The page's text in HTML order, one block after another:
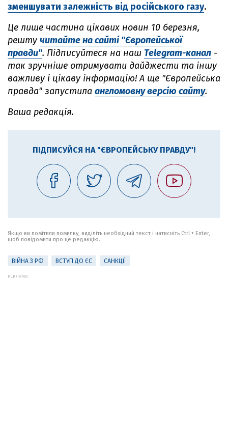
зменшувати залежність від російського газу.
Це лише частина цікавих новин 10 березня,
решту читайте на сайті "Європейської
правди". Підписуйтеся на наш Telegram-канал -
так зручніше отримувати дайджести та іншу
важливу і цікаву інформацію! А ще "Європейська
правда" запустила англомовну версію сайту.
Ваша редакція.
ПІДПИСУЙСЯ НА "ЄВРОПЕЙСЬКУ ПРАВДУ"!
Якщо ви помітили помилку, виділіть необхідний текст і натисніть Ctrl + Enter,
щоб повідомити про це редакцію.
ВІЙНА З РФ ВСТУП ДО ЄС САНКЦІЇ
РЕКЛАМА: